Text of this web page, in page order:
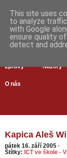
Zprávy Názory
O nás
Kapica Aleš
pátek 16. září 2005 ·
Štítky: ICT ve škole -
This site uses
to analyze
with Google
ensure quality
detect and